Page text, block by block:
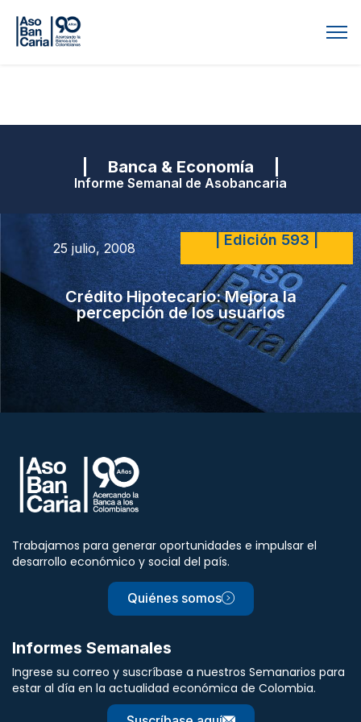
| Banca & Economía |
Informe Semanal de Asobancaria
25 julio, 2008 | Edición 593 |
Crédito Hipotecario: Mejora la
percepción de los usuarios
Trabajamos para generar oportunidades e impulsar el
desarrollo económico y social del país.
Quiénes somos
Informes Semanales
Ingrese su correo y suscríbase a nuestros Semanarios para
estar al día en la actualidad económica de Colombia.